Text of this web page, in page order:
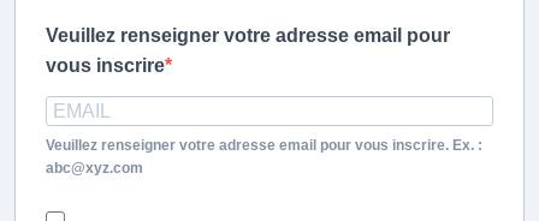
Veuillez renseigner votre adresse email pour
vous inscrire
Veuillez renseigner votre adresse email pour vous inscrire. Ex. :
abc@xyz.com